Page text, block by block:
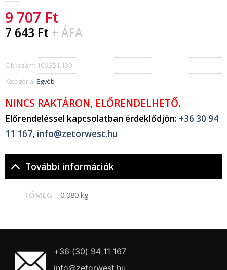
9 707 Ft
7 643 Ft + ÁFA
Cikkszám: 106.351.130
Kategória: Egyéb
NINCS RAKTÁRON, ELŐRENDELHETŐ.
Előrendeléssel kapcsolatban érdeklődjön: +36 30 94
11 167, info@zetorwest.hu
További információk
TÖMEG 0,080 kg
+36 (30) 94 11 167